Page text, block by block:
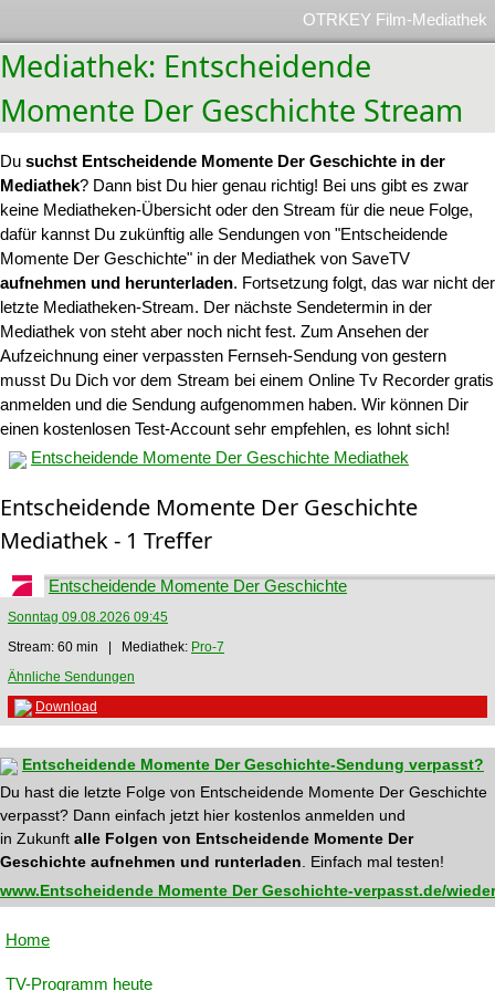
OTRKEY Film-Mediathek
Mediathek: Entscheidende
Momente Der Geschichte Stream
Du suchst Entscheidende Momente Der Geschichte in der
Mediathek? Dann bist Du hier genau richtig! Bei uns gibt es zwar
keine Mediatheken-Übersicht oder den Stream für die neue Folge,
dafür kannst Du zukünftig alle Sendungen von "Entscheidende
Momente Der Geschichte" in der Mediathek von SaveTV
aufnehmen und herunterladen. Fortsetzung folgt, das war nicht der
letzte Mediatheken-Stream. Der nächste Sendetermin in der
Mediathek von steht aber noch nicht fest. Zum Ansehen der
Aufzeichnung einer verpassten Fernseh-Sendung von gestern
musst Du Dich vor dem Stream bei einem Online Tv Recorder gratis
anmelden und die Sendung aufgenommen haben. Wir können Dir
einen kostenlosen Test-Account sehr empfehlen, es lohnt sich!
Entscheidende Momente Der Geschichte Mediathek
Entscheidende Momente Der Geschichte
Mediathek - 1 Treffer
Entscheidende Momente Der Geschichte
Sonntag 09.08.2026 09:45
Stream: 60 min | Mediathek: Pro-7
Ähnliche Sendungen
Download
Entscheidende Momente Der Geschichte-Sendung verpasst?
Du hast die letzte Folge von Entscheidende Momente Der Geschichte
verpasst? Dann einfach jetzt hier kostenlos anmelden und
in Zukunft alle Folgen von Entscheidende Momente Der
Geschichte aufnehmen und runterladen . Einfach mal testen!
www.Entscheidende Momente Der Geschichte-verpasst.de/
Home
TV-Programm heute